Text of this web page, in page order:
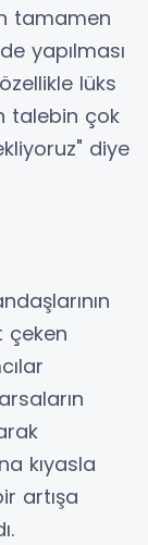
tamamen
yapılması
lüks
talebin çok
diye
çeken
kıyasla
artışa